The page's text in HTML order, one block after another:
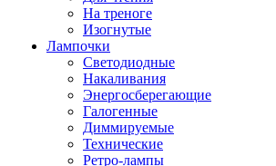
На треноге
Изогнутые
Лампочки
Светодиодные
Накаливания
Энергосберегающие
Галогенные
Диммируемые
Технические
Ретро-лампы